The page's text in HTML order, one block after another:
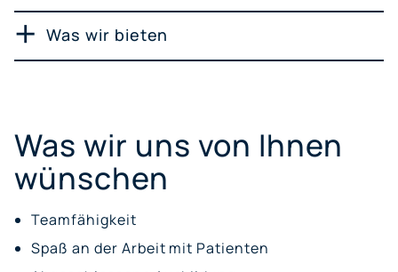
Was wir bieten
Was wir uns von Ihnen
wünschen
Teamfähigkeit
Spaß an der Arbeit mit Patienten